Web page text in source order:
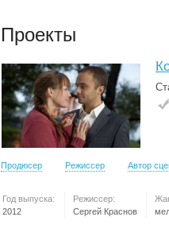
Проекты
Продюсер Режиссер Автор
Год выпуска:
2012
Режиссер:
Сергей Краснов